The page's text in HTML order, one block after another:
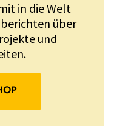
in die Welt
über
und